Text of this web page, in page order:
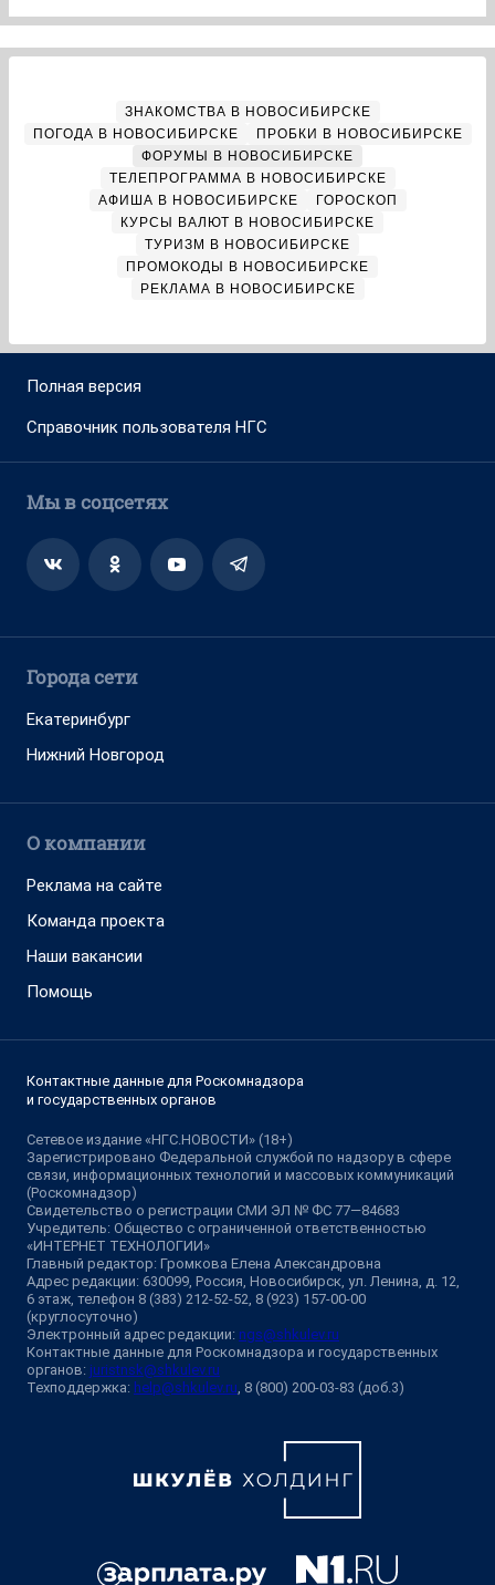
ЗНАКОМСТВА В НОВОСИБИРСКЕ
ПОГОДА В НОВОСИБИРСКЕ
ПРОБКИ В НОВОСИБИРСКЕ
ФОРУМЫ В НОВОСИБИРСКЕ
ТЕЛЕПРОГРАММА В НОВОСИБИРСКЕ
АФИША В НОВОСИБИРСКЕ
ГОРОСКОП
КУРСЫ ВАЛЮТ В НОВОСИБИРСКЕ
ТУРИЗМ В НОВОСИБИРСКЕ
ПРОМОКОДЫ В НОВОСИБИРСКЕ
РЕКЛАМА В НОВОСИБИРСКЕ
Полная версия
Справочник пользователя НГС
Мы в соцсетях
Города сети
Екатеринбург
Нижний Новгород
О компании
Реклама на сайте
Команда проекта
Наши вакансии
Помощь
Контактные данные для Роскомнадзора
и государственных органов
Сетевое издание «НГС.НОВОСТИ» (18+)
Зарегистрировано Федеральной службой по надзору в сфере
связи, информационных технологий и массовых коммуникаций
(Роскомнадзор)
Свидетельство о регистрации СМИ ЭЛ № ФС 77—84683
Учредитель: Общество с ограниченной ответственностью
«ИНТЕРНЕТ ТЕХНОЛОГИИ»
Главный редактор: Громкова Елена Александровна
Адрес редакции: 630099, Россия, Новосибирск, ул. Ленина, д. 12,
6 этаж, телефон 8 (383) 212-52-52, 8 (923) 157-00-00
(круглосуточно)
Электронный адрес редакции: ngs@shkulev.ru
Контактные данные для Роскомнадзора и государственных
органов: juristnsk@shkulev.ru
Техподдержка: help@shkulev.ru, 8 (800) 200-03-83 (доб.3)